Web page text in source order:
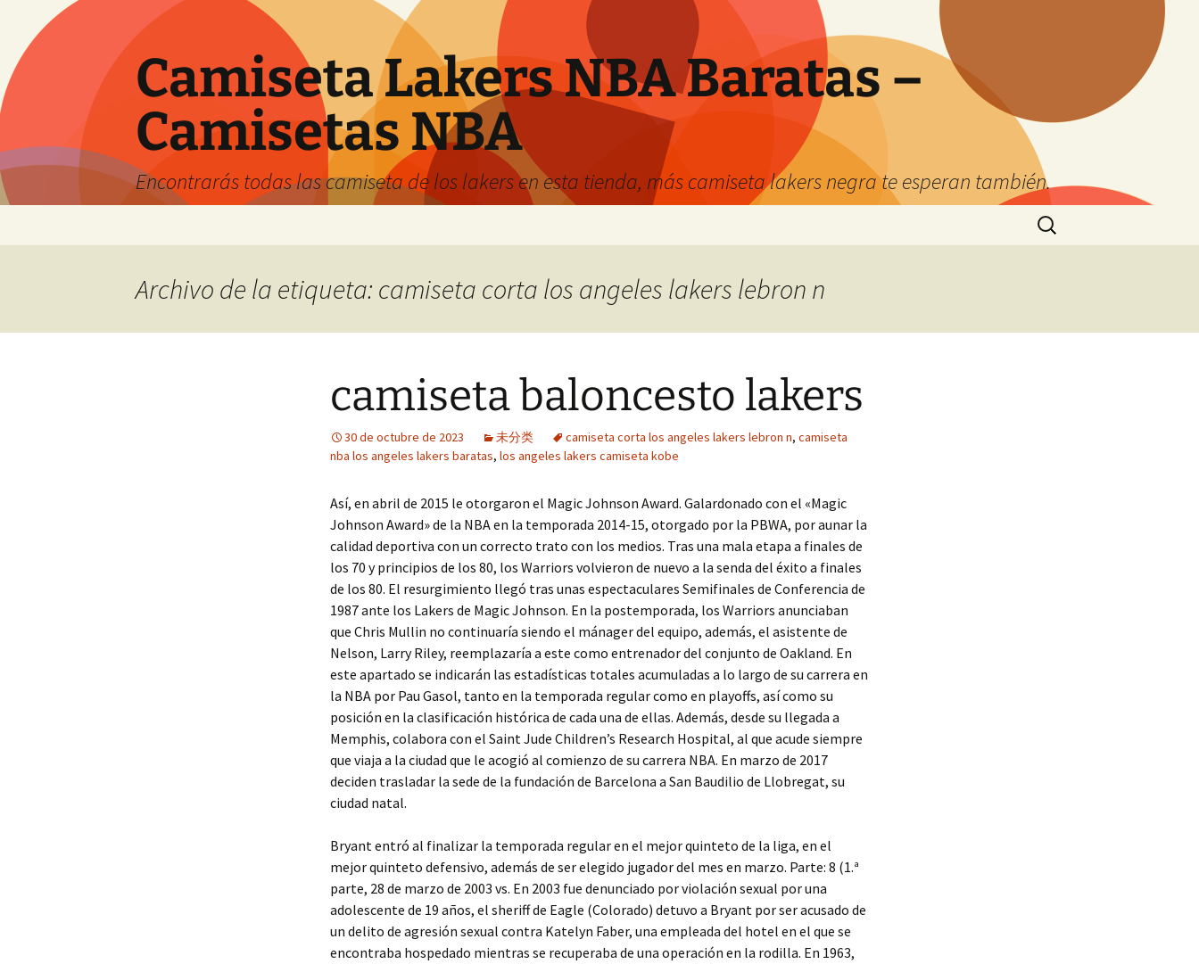
Camiseta Lakers NBA Baratas –
Camisetas NBA
Encontrarás todas las camiseta de los lakers en esta tienda, más camiseta lakers negra te esperan también.
Buscar:
Archivo de la etiqueta: camiseta corta los angeles lakers lebron n
camiseta baloncesto lakers
30 de octubre de 2023 未分类 camiseta corta los angeles lakers lebron n, camiseta
nba los angeles lakers baratas, los angeles lakers camiseta kobe
Así, en abril de 2015 le otorgaron el Magic Johnson Award. Galardonado con el «Magic
Johnson Award» de la NBA en la temporada 2014-15, otorgado por la PBWA, por aunar la
calidad deportiva con un correcto trato con los medios. Tras una mala etapa a finales de
los 70 y principios de los 80, los Warriors volvieron de nuevo a la senda del éxito a finales
de los 80. El resurgimiento llegó tras unas espectaculares Semifinales de Conferencia de
1987 ante los Lakers de Magic Johnson. En la postemporada, los Warriors anunciaban
que Chris Mullin no continuaría siendo el mánager del equipo, además, el asistente de
Nelson, Larry Riley, reemplazaría a este como entrenador del conjunto de Oakland. En
este apartado se indicarán las estadísticas totales acumuladas a lo largo de su carrera en
la NBA por Pau Gasol, tanto en la temporada regular como en playoffs, así como su
posición en la clasificación histórica de cada una de ellas. Además, desde su llegada a
Memphis, colabora con el Saint Jude Children’s Research Hospital, al que acude siempre
que viaja a la ciudad que le acogió al comienzo de su carrera NBA. En marzo de 2017
deciden trasladar la sede de la fundación de Barcelona a San Baudilio de Llobregat, su
ciudad natal.
Bryant entró al finalizar la temporada regular en el mejor quinteto de la liga, en el
mejor quinteto defensivo, además de ser elegido jugador del mes en marzo. Parte: 8 (1.ª
parte, 28 de marzo de 2003 vs. En 2003 fue denunciado por violación sexual por una
adolescente de 19 años, el sheriff de Eagle (Colorado) detuvo a Bryant por ser acusado de
un delito de agresión sexual contra Katelyn Faber, una empleada del hotel en el que se
encontraba hospedado mientras se recuperaba de una operación en la rodilla. En 1963,